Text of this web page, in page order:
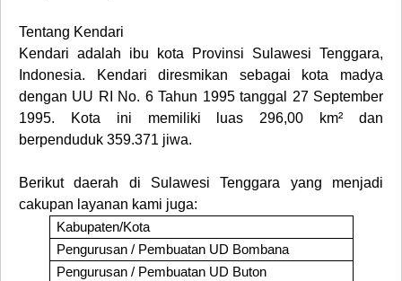
Tentang Kendari
Kendari adalah ibu kota Provinsi Sulawesi Tenggara,
Indonesia. Kendari diresmikan sebagai kota madya
dengan UU RI No. 6 Tahun 1995 tanggal 27 September
1995. Kota ini memiliki luas 296,00 km² dan
berpenduduk 359.371 jiwa.
Berikut daerah di Sulawesi Tenggara yang menjadi
cakupan layanan kami juga:
Kabupaten/Kota
Pengurusan / Pembuatan UD Bombana
Pengurusan / Pembuatan UD Buton